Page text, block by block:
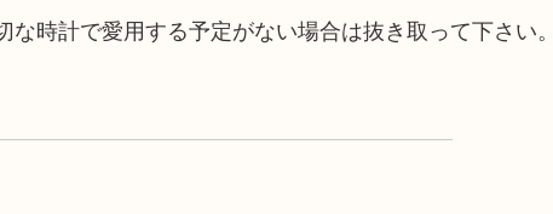
時計で愛用する予定がない場合は抜き取って下さい。